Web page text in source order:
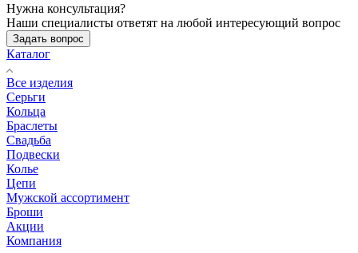
Нужна консультация?
Наши специалисты ответят на любой интересующий вопрос
Задать вопрос
Каталог
Все изделия
Серьги
Кольца
Браслеты
Свадьба
Подвески
Колье
Цепи
Мужской ассортимент
Броши
Акции
Компания